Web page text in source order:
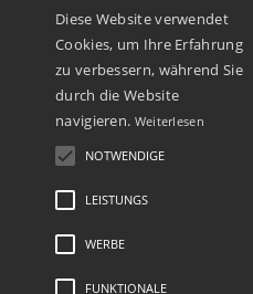
Unsere Paketzusteller
Rechtliche Hinweise
Diese Website verwendet
Cookies, um Ihre Erfahrung
zu verbessern, während Sie
durch die Website
navigieren. Weiterlesen
NOTWENDIGE
LEISTUNGS
WERBE
FUNKTIONALE